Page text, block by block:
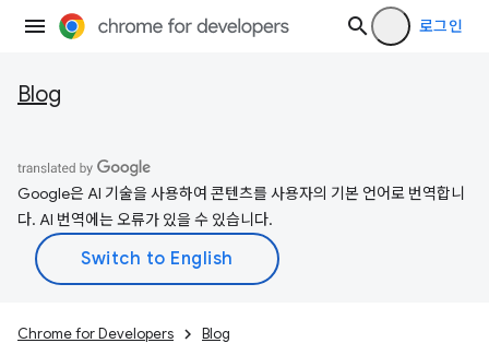
로그인
Blog
Google은 AI 기술을 사용하여 콘텐츠를 사용자의 기본 언어로 번역합니
다. AI 번역에는 오류가 있을 수 있습니다.
Chrome for Developers Blog